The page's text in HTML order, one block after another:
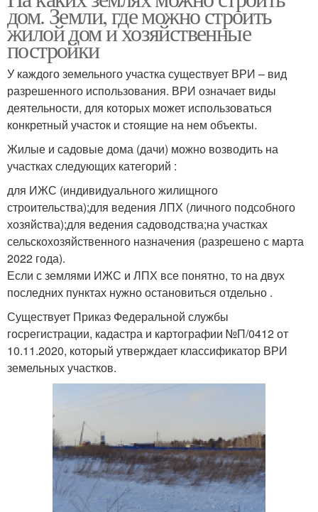
дом. Земли, где можно строить
жилой дом и хозяйственные
постройки
У каждого земельного участка существует ВРИ – вид
разрешенного использования. ВРИ означает виды
деятельности, для которых может использоваться
конкретный участок и стоящие на нем объекты.
Жилые и садовые дома (дачи) можно возводить на
участках следующих категорий :
для ИЖС (индивидуального жилищного
строительства);для ведения ЛПХ (личного подсобного
хозяйства);для ведения садоводства;на участках
сельскохозяйственного назначения (разрешено с марта
2022 года).
Если с землями ИЖС и ЛПХ все понятно, то на двух
последних пунктах нужно остановиться отдельно .
Существует Приказ Федеральной службы
госрегистрации, кадастра и картографии №П/0412 от
10.11.2020, который утверждает классификатор ВРИ
земельных участков.